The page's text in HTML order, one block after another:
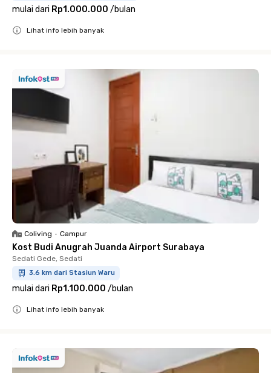
mulai dari Rp1.000.000 /bulan
Lihat info lebih banyak
Coliving • Campur
Kost Budi Anugrah Juanda Airport Surabaya
Sedati Gede, Sedati
3.6 km dari Stasiun Waru
mulai dari Rp1.100.000 /bulan
Lihat info lebih banyak